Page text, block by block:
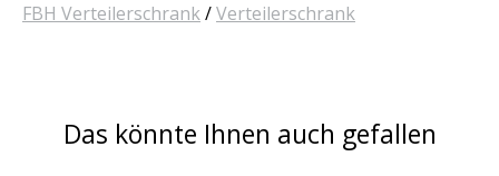
FBH Verteilerschrank/Verteilerschrank
Das könnte Ihnen auch gefallen